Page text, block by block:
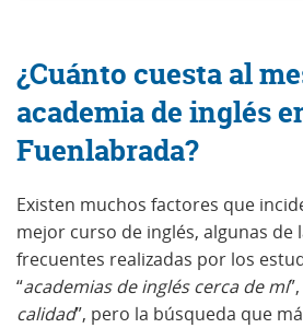
¿Cuánto cuesta al
academia de inglés
Fuenlabrada?
Existen muchos factores que
mejor curso de inglés, algunas de
frecuentes realizadas por los
“academias de inglés cerca de mí
calidad”, pero la búsqueda que